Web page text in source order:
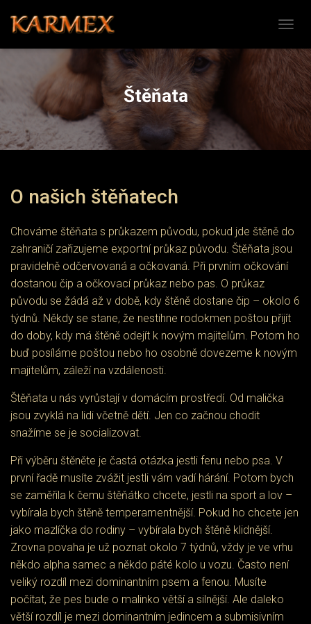
Štěňata
O našich štěňatech
Chováme štěňata s průkazem původu, pokud jde štěně do
zahraničí zařizujeme exportní průkaz původu. Štěňata jsou
pravidelně odčervovaná a očkovaná. Při prvním očkování
dostanou čip a očkovací průkaz nebo pas. O průkaz
původu se žádá až v době, kdy štěně dostane čip – okolo 6
týdnů. Někdy se stane, že nestihne rodokmen poštou přijít
do doby, kdy má štěně odejít k novým majitelům. Potom ho
buď posíláme poštou nebo ho osobně dovezeme k novým
majitelům, záleží na vzdálenosti.
Štěňata u nás vyrůstají v domácím prostředí. Od malička
jsou zvyklá na lidi včetně dětí. Jen co začnou chodit
snažíme se je socializovat.
Při výběru štěněte je častá otázka jestli fenu nebo psa. V
první řadě musíte zvážit jestli vám vadí hárání. Potom bych
se zaměřila k čemu štěňátko chcete, jestli na sport a lov –
vybírala bych štěně temperamentnější. Pokud ho chcete jen
jako mazlíčka do rodiny – vybírala bych štěně klidnější.
Zrovna povaha je už poznat okolo 7 týdnů, vždy je ve vrhu
někdo alpha samec a někdo páté kolo u vozu. Často není
veliký rozdíl mezi dominantním psem a fenou. Musíte
počítat, že pes bude o malinko větší a silnější. Ale daleko
větší rozdíl je mezi dominantním jedincem a submisivním